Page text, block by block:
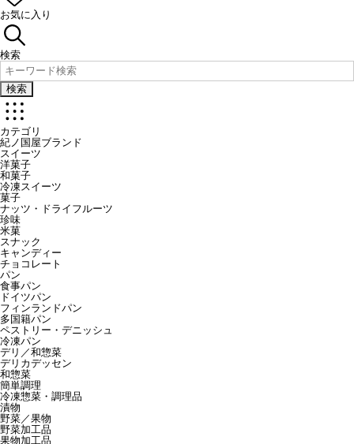
お気に入り
検索
検索
カテゴリ
紀ノ国屋ブランド
スイーツ
洋菓子
和菓子
冷凍スイーツ
菓子
ナッツ・ドライフルーツ
珍味
米菓
スナック
キャンディー
チョコレート
パン
食事パン
ドイツパン
フィンランドパン
多国籍パン
ペストリー・デニッシュ
冷凍パン
デリ／和惣菜
デリカデッセン
和惣菜
簡単調理
冷凍惣菜・調理品
漬物
野菜／果物
野菜加工品
果物加工品